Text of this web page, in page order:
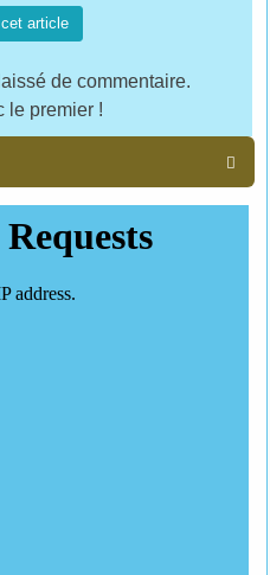

article
de commentaire.
le premier !